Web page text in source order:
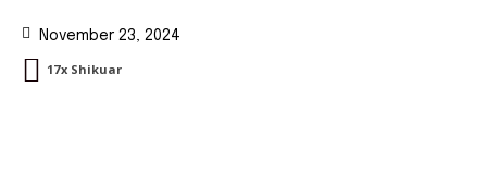
November 23, 2024
17X Shikuar